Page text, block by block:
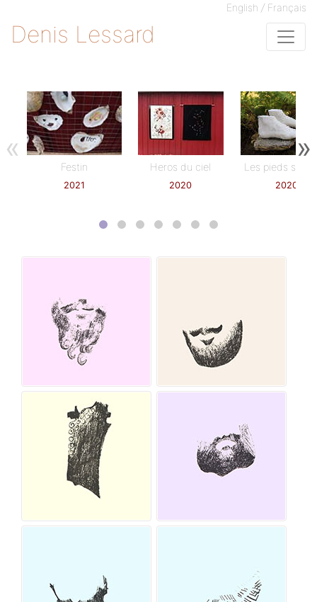
English / Français
Denis Lessard
Festin
2021
Heros du ciel
2020
Les pieds sur
2020
« »